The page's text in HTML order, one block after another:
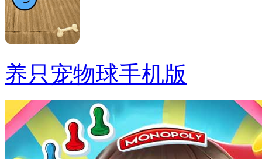
养只宠物球手机版